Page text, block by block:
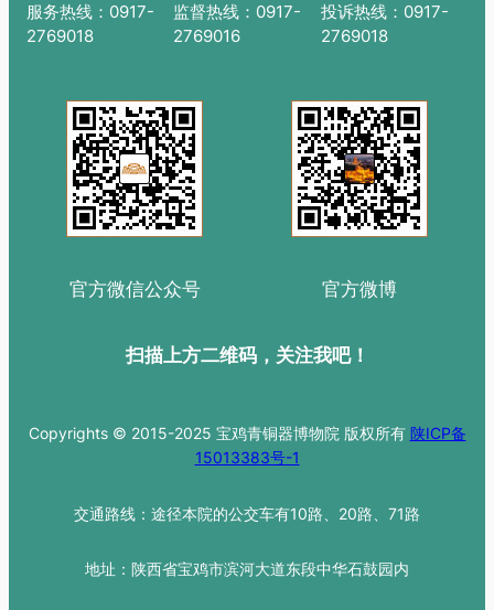
服务热线：0917-
2769018
监督热线：0917-
2769016
投诉热线：0917-
2769018
官方微信公众号 官方微博
扫描上方二维码，关注我吧！
Copyrights © 2015-2025 宝鸡青铜器博物院 版权所有 陕ICP备
15013383号-1
交通路线：途径本院的公交车有10路、20路、71路
地址：陕西省宝鸡市滨河大道东段中华石鼓园内